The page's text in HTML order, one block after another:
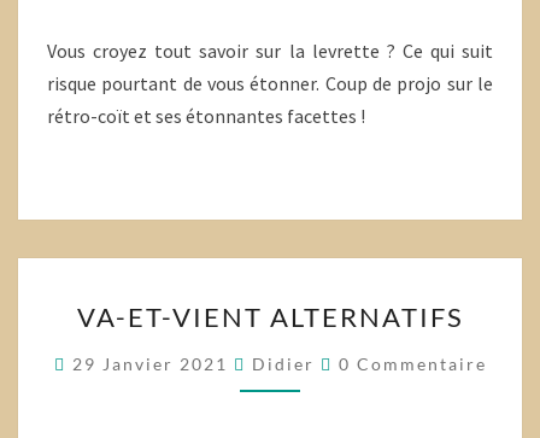
PAS
SUR
LA
Vous croyez tout savoir sur la levrette ? Ce qui suit
risque pourtant de vous étonner. Coup de projo sur le
rétro-coït et ses étonnantes facettes !
ET-
VIENT
ALTERNATIFS
VA-ET-VIENT ALTERNATIFS
29 Janvier 2021 Didier Commentaires
0 Commentaire